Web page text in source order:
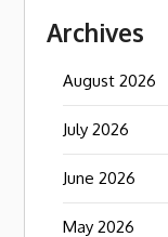
Archives
August 2026
July 2026
June 2026
May 2026